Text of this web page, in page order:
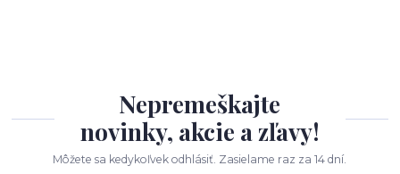
Nepremeškajte
novinky, akcie a zľavy!
Môžete sa kedykoľvek odhlásiť. Zasielame raz za 14 dní.